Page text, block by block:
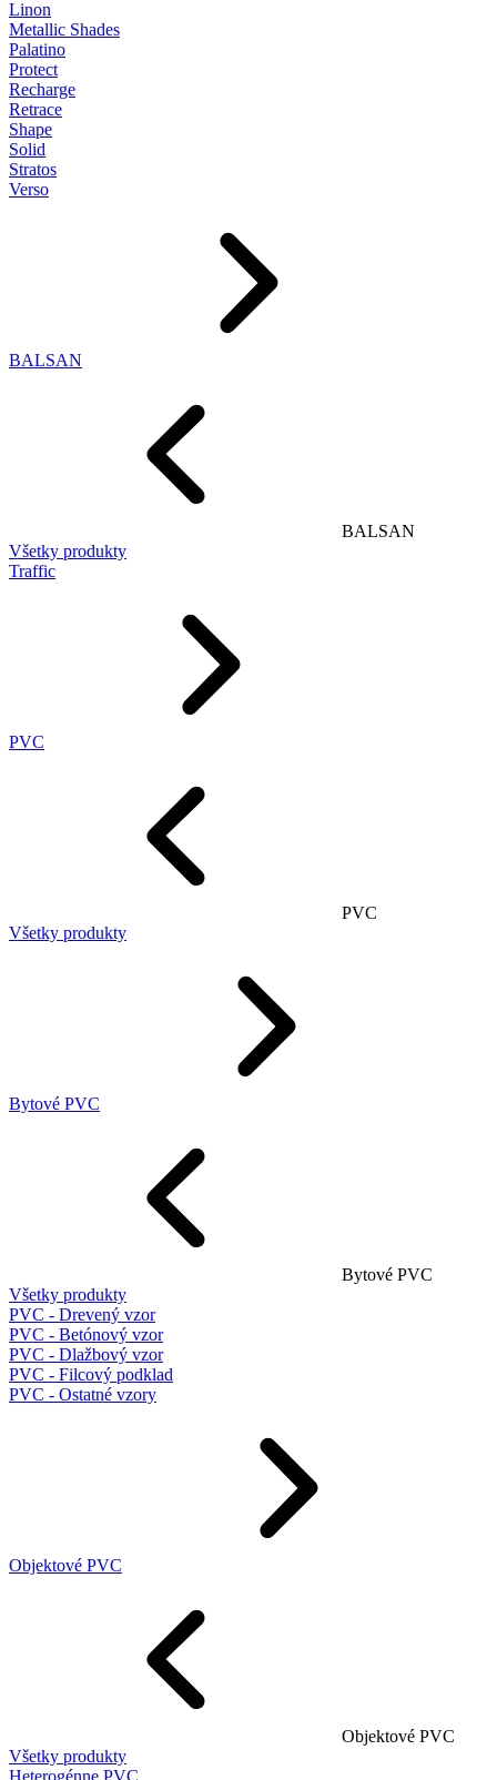
Linon
Metallic Shades
Palatino
Protect
Recharge
Retrace
Shape
Solid
Stratos
Verso
BALSAN
BALSAN
Všetky produkty
Traffic
PVC
PVC
Všetky produkty
Bytové PVC
Bytové PVC
Všetky produkty
PVC - Drevený vzor
PVC - Betónový vzor
PVC - Dlažbový vzor
PVC - Filcový podklad
PVC - Ostatné vzory
Objektové PVC
Objektové PVC
Všetky produkty
Heterogénne PVC